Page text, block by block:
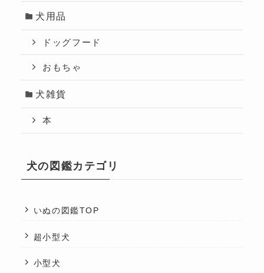
犬用品
ドッグフード
おもちゃ
犬雑貨
本
犬の図鑑カテゴリ
いぬの図鑑TOP
超小型犬
小型犬